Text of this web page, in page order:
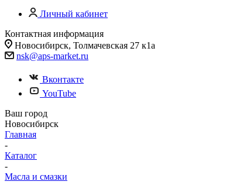
Личный кабинет
Контактная информация
Новосибирск, Толмачевская 27 к1а
nsk@aps-market.ru
Вконтакте
YouTube
Ваш город
Новосибирск
Главная
-
Каталог
-
Масла и смазки